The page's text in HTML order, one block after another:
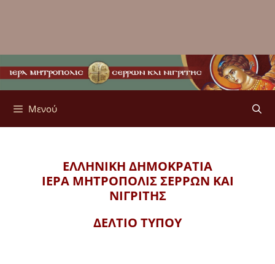
Μενού
ΕΛΛΗΝΙΚΗ ΔΗΜΟΚΡΑΤΙΑ
ΙΕΡΑ ΜΗΤΡΟΠΟΛΙΣΣΕΡΡΩΝ ΚΑΙ
ΝΙΓΡΙΤΗΣ
ΔΕΛΤΙΟ ΤΥΠΟΥ